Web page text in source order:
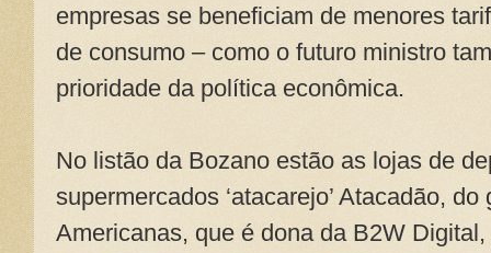
empresas se beneficiam de menores
de consumo – como o futuro ministro
prioridade da política econômica.
No listão da Bozano estão as lojas de
supermercados ‘atacarejo’ Atacadão,
Americanas, que é dona da B2W